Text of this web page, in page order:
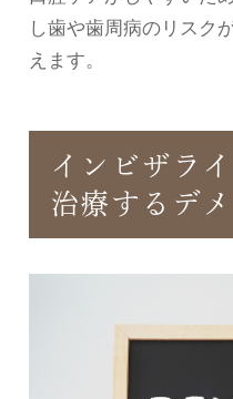
し歯や歯周病のリスク
えます。
インビザラ
治療するデ